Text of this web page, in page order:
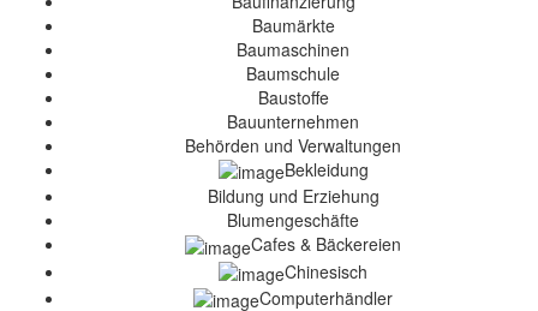
Baumärkte
Baumaschinen
Baumschule
Baustoffe
Bauunternehmen
Behörden und Verwaltungen
Bekleidung
Bildung und Erziehung
Blumengeschäfte
Cafes & Bäckereien
Chinesisch
Computerhändler